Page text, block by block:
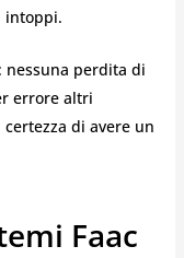
intoppi.
perdita di
errore altri
di avere un
Faac